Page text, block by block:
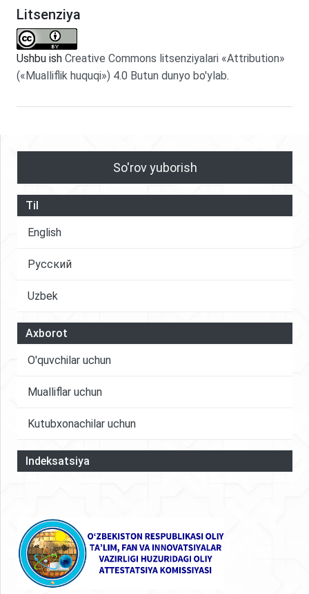
Litsenziya
Ushbu ish Creative Commons litsenziyalari «Attribution»
(«Mualliflik huquqi») 4.0 Butun dunyo bo'ylab.
So'rov yuborish
Til
English
Русский
Uzbek
Axborot
O'quvchilar uchun
Mualliflar uchun
Kutubxonachilar uchun
Indeksatsiya